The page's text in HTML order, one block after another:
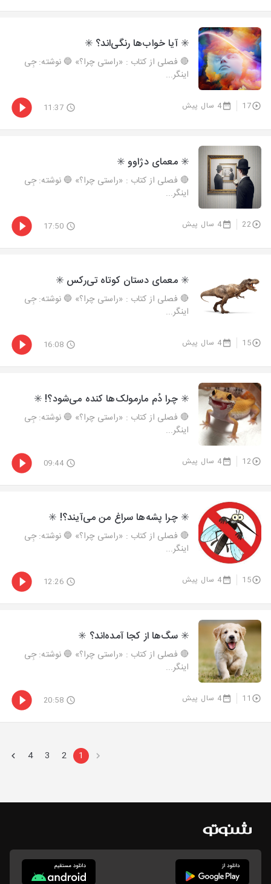
✳️ آیا خواب‌ها رنگی‌اند؟ ✳️
🔴 فصلی از کتاب : «راستی چرا؟» 🔵 نوشته: جِی
اینگر...
17 4 سال پیش 11:37
✳️ معمای دژاوو ✳️
🔴 فصلی از کتاب : «راستی چرا؟» 🔵 نوشته: جِی
اینگر...
22 4 سال پیش 17:50
✳️ معمای دستان کوتاه تی‌رکس ✳️
🔴 فصلی از کتاب : «راستی چرا؟» 🔵 نوشته: جِی
اینگر...
15 4 سال پیش 16:08
✳️ چرا دُم مارمولک‌ها کنده می‌شود؟! ✳️
🔴 فصلی از کتاب : «راستی چرا؟» 🔵 نوشته: جِی
اینگر...
12 4 سال پیش 09:44
✳️ چرا پشه‌ها سراغ من می‌آیند؟! ✳️
🔴 فصلی از کتاب : «راستی چرا؟» 🔵 نوشته: جِی
اینگر...
15 4 سال پیش 12:26
✳️ سگ‌ها از کجا آمده‌اند؟ ✳️
🔴 فصلی از کتاب : «راستی چرا؟» 🔵 نوشته: جِی
اینگر...
11 4 سال پیش 20:58
1
2
3
4